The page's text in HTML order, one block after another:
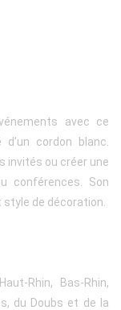
avec ce
cordon blanc.
invités ou créer une
conférences. Son
de décoration.
Rhin, Bas-Rhin,
du Doubs et de la